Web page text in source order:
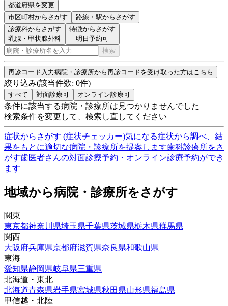
都道府県を変更
市区町村からさがす 路線・駅からさがす
診療科からさがす
乳腺・甲状腺外科
特徴からさがす
明日予約可
検索
再診コード入力病院・診療所から再診コードを受け取った方はこちら
絞り込み(該当件数: 0件)
すべて 対面診療可 オンライン診療可
条件に該当する病院・診療所は見つかりませんでした
検索条件を変更して、検索し直してください
症状からさがす (症状チェッカー)気になる症状から調べ、結
果をもとに適切な病院・診療所を提案します歯科診療所をさ
がす歯医者さんの対面診療予約・オンライン診療予約ができ
ます
地域から病院・診療所をさがす
関東
東京都神奈川県埼玉県千葉県茨城県栃木県群馬県
関西
大阪府兵庫県京都府滋賀県奈良県和歌山県
東海
愛知県静岡県岐阜県三重県
北海道・東北
北海道青森県岩手県宮城県秋田県山形県福島県
甲信越・北陸